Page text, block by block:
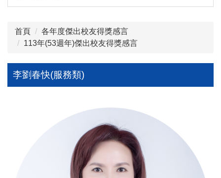
首頁
各年度傑出校友得獎感言
113年(53週年)傑出校友得獎感言
李劉春快(服務類)